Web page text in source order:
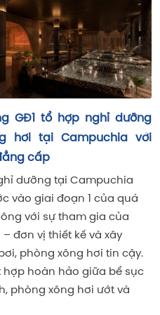
mắt xích, tổng thể vẫn dễ
xu hướng “bể bơi thông
bơm tối ưu điện năng
nước ưu tiên an toàn sức
cấp nhiệt bể bơi cho
tối ưu bằng robot/dụng
và lắp đặt bồn tắm
anh Hiếu – Ninh Bình
hạng mục lắp đặt phòng
thì Vinasaco còn cung cấp
tắm massage cao cấp.
ngày đầu tháng 6, công
hàng và lắp đặt bồn sục
anh Hiếu tại thành phố
Thiết bị được anh lựa chọn